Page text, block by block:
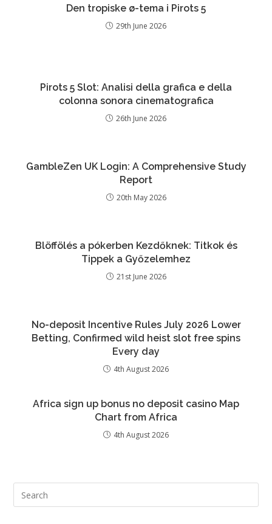
Den tropiske ø-tema i Pirots 5
29th June 2026
Pirots 5 Slot: Analisi della grafica e della
colonna sonora cinematografica
26th June 2026
GambleZen UK Login: A Comprehensive Study
Report
20th May 2026
Blöffölés a pókerben Kezdőknek: Titkok és
Tippek a Győzelemhez
21st June 2026
No-deposit Incentive Rules July 2026 Lower
Betting, Confirmed wild heist slot free spins
Every day
4th August 2026
Africa sign up bonus no deposit casino Map
Chart from Africa
4th August 2026